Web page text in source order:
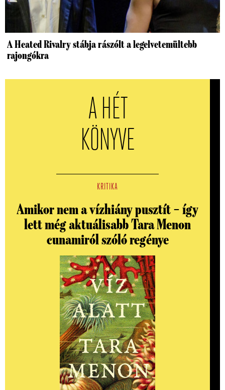
A Heated Rivalry stábja rászólt a legelvetemültebb
rajongókra
A HÉT
KÖNYVE
KRITIKA
Amikor nem a vízhiány pusztít – így
lett még aktuálisabb Tara Menon
cunamiról szóló regénye